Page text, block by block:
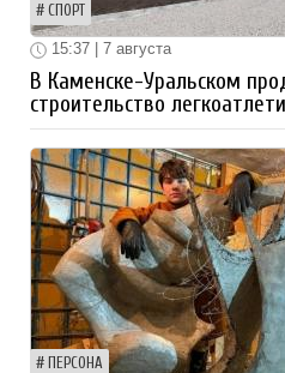
СПОРТ
15:37 | 7 августа
В Каменске-Уральском
строительство
ПЕРСОНА